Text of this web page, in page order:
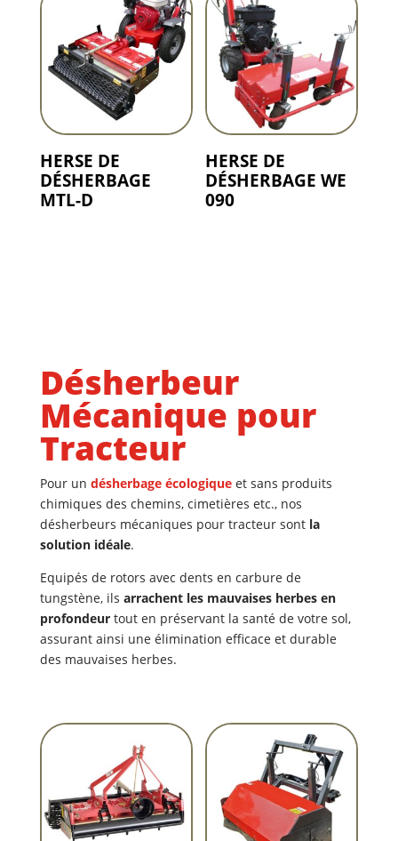
HERSE DE
DÉSHERBAGE
MTL-D
HERSE DE
DÉSHERBAGE WE
090
Désherbeur
Mécanique pour
Tracteur
Pour un désherbage écologiqueet sans produits
chimiques des chemins, cimetières etc., nos
désherbeurs mécaniques pour tracteur sont la
solution idéale.
Equipés de rotors avec dents en carbure de
tungstène, ils arrachent les mauvaises herbes en
profondeurtout en préservant la santé de votre sol,
assurant ainsi une élimination efficace et durable
des mauvaises herbes.